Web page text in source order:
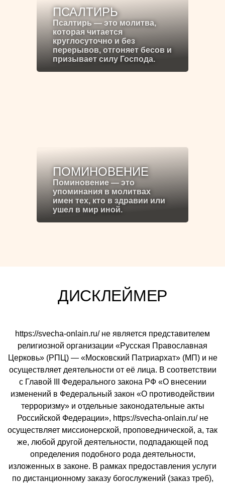
ПСАЛТИРЬ
Псалтирь — это молитва,
которая читается
круглосуточно и без
перерывов, отгоняет бесов и
призывает силу Господа.
ПОМИНОВЕНИЕ
Поминовение — это
упоминания в молитвах
имен тех, кто в здравии или
ушел в мир иной.
ДИСКЛЕЙМЕР
https://svecha-onlain.ru/ не является представителем
религиозной организации «Русская Православная
Церковь» (РПЦ) — «Московский Патриархат» (МП) и не
осуществляет деятельности от её лица. В соответствии
с Главой III Федерального закона РФ «О внесении
изменений в Федеральный закон «О противодействии
терроризму» и отдельные законодательные акты
Российской Федерации», https://svecha-onlain.ru/ не
осуществляет миссионерской, проповеднической, а, так
же, любой другой деятельности, подпадающей под
определения подобного рода деятельности,
изложенных в законе. В рамках предоставления услуги
по дистанционному заказу богослужений (заказ треб),